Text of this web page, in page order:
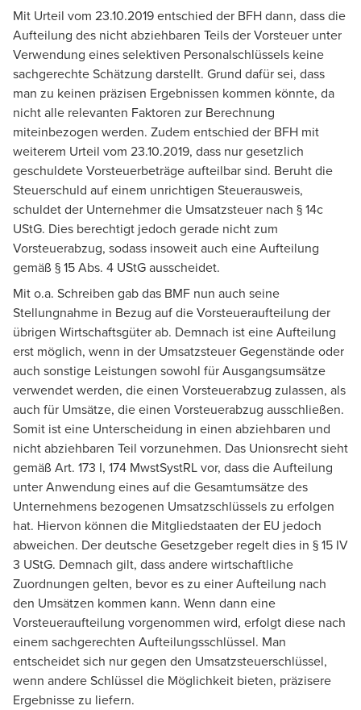
Mit Urteil vom 23.10.2019 entschied der BFH dann, dass die
Aufteilung des nicht abziehbaren Teils der Vorsteuer unter
Verwendung eines selektiven Personalschlüssels keine
sachgerechte Schätzung darstellt. Grund dafür sei, dass
man zu keinen präzisen Ergebnissen kommen könnte, da
nicht alle relevanten Faktoren zur Berechnung
miteinbezogen werden. Zudem entschied der BFH mit
weiterem Urteil vom 23.10.2019, dass nur gesetzlich
geschuldete Vorsteuerbeträge aufteilbar sind. Beruht die
Steuerschuld auf einem unrichtigen Steuerausweis,
schuldet der Unternehmer die Umsatzsteuer nach § 14c
UStG. Dies berechtigt jedoch gerade nicht zum
Vorsteuerabzug, sodass insoweit auch eine Aufteilung
gemäß § 15 Abs. 4 UStG ausscheidet.
Mit o.a. Schreiben gab das BMF nun auch seine
Stellungnahme in Bezug auf die Vorsteueraufteilung der
übrigen Wirtschaftsgüter ab. Demnach ist eine Aufteilung
erst möglich, wenn in der Umsatzsteuer Gegenstände oder
auch sonstige Leistungen sowohl für Ausgangsumsätze
verwendet werden, die einen Vorsteuerabzug zulassen, als
auch für Umsätze, die einen Vorsteuerabzug ausschließen.
Somit ist eine Unterscheidung in einen abziehbaren und
nicht abziehbaren Teil vorzunehmen. Das Unionsrecht sieht
gemäß Art. 173 I, 174 MwstSystRL vor, dass die Aufteilung
unter Anwendung eines auf die Gesamtumsätze des
Unternehmens bezogenen Umsatzschlüssels zu erfolgen
hat. Hiervon können die Mitgliedstaaten der EU jedoch
abweichen. Der deutsche Gesetzgeber regelt dies in § 15 IV
3 UStG. Demnach gilt, dass andere wirtschaftliche
Zuordnungen gelten, bevor es zu einer Aufteilung nach
den Umsätzen kommen kann. Wenn dann eine
Vorsteueraufteilung vorgenommen wird, erfolgt diese nach
einem sachgerechten Aufteilungsschlüssel. Man
entscheidet sich nur gegen den Umsatzsteuerschlüssel,
wenn andere Schlüssel die Möglichkeit bieten, präzisere
Ergebnisse zu liefern.